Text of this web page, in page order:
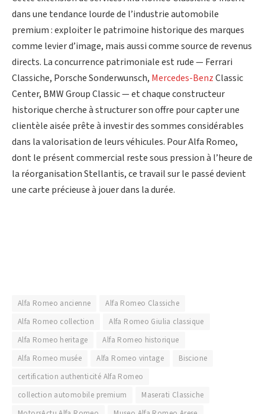
dans une tendance lourde de l’industrie automobile
premium : exploiter le patrimoine historique des marques
comme levier d’image, mais aussi comme source de revenus
directs. La concurrence patrimoniale est rude — Ferrari
Classiche, Porsche Sonderwunsch, Mercedes-BenzClassic
Center, BMW Group Classic — et chaque constructeur
historique cherche à structurer son offre pour capter une
clientèle aisée prête à investir des sommes considérables
dans la valorisation de leurs véhicules. Pour Alfa Romeo,
dont le présent commercial reste sous pression à l’heure de
la réorganisation Stellantis, ce travail sur le passé devient
une carte précieuse à jouer dans la durée.
Alfa Romeo ancienne
Alfa Romeo Classiche
Alfa Romeo collection
Alfa Romeo Giulia classique
Alfa Romeo heritage
Alfa Romeo historique
Alfa Romeo musée
Alfa Romeo vintage
Biscione
certification authenticité Alfa Romeo
collection automobile premium
Maserati Classiche